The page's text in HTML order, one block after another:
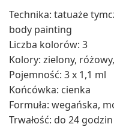
Technika: tatuaże
body painting
Liczba kolorów: 3
Kolory: zielony,
Pojemność: 3 x 1,1 ml
Końcówka: cienka
Formuła: wegańska,
Trwałość: do 24 godzin